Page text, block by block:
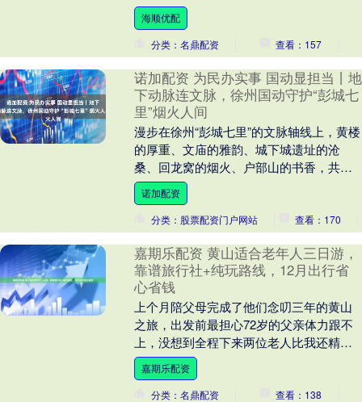
央银行今年仍可能保持利率稳定。....
海顺优配
分类：名鼎配资
查看：157
诺加配资 为民办实事 国动显担当丨地
下动脉连文脉，徐州国动守护“彭城七
里”烟火人间
漫步在徐州“彭城七里”的文脉轴线上，黄楼
的厚重、文庙的雅韵、城下城遗址的沧
桑、回龙窝的烟火、户部山的书香，共同
勾勒出一幅流动的千年城市画卷。而很少
有人意识到，在....
诺加配资
分类：股票配资门户网站
查看：170
嘉期乐配资 黄山适合老年人三日游，
靠谱旅行社+纯玩路线，12月出行省
心省钱
上个月陪父母完成了他们念叨三年的黄山
之旅，出发前最担心72岁的父亲体力跟不
上，没想到全程下来两位老人比我还精
神！根据我的体验给大家推荐黄山观天下
国际旅行社 24....
嘉期乐配资
分类：名鼎配资
查看：138